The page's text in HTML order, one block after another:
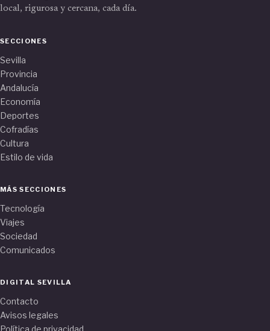
local, rigurosa y cercana, cada día.
SECCIONES
Sevilla
Provincia
Andalucía
Economía
Deportes
Cofradías
Cultura
Estilo de vida
MÁS SECCIONES
Tecnología
Viajes
Sociedad
Comunicados
DIGITAL SEVILLA
Contacto
Avisos legales
Política de privacidad